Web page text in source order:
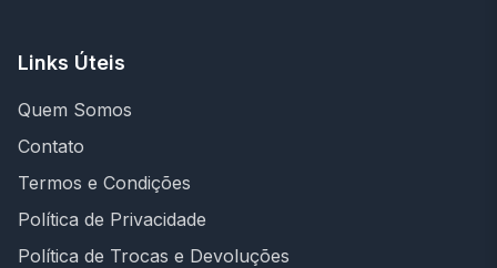
Links Úteis
Quem Somos
Contato
Termos e Condições
Política de Privacidade
Política de Trocas e Devoluções